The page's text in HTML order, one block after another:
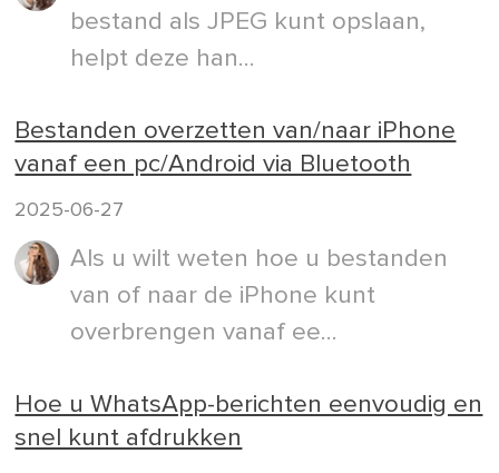
bestand als JPEG kunt opslaan,
helpt deze han...
Bestanden overzetten van/naar iPhone
vanaf een pc/Android via Bluetooth
2025-06-27
Als u wilt weten hoe u bestanden
van of naar de iPhone kunt
overbrengen vanaf ee...
Hoe u WhatsApp-berichten eenvoudig en
snel kunt afdrukken